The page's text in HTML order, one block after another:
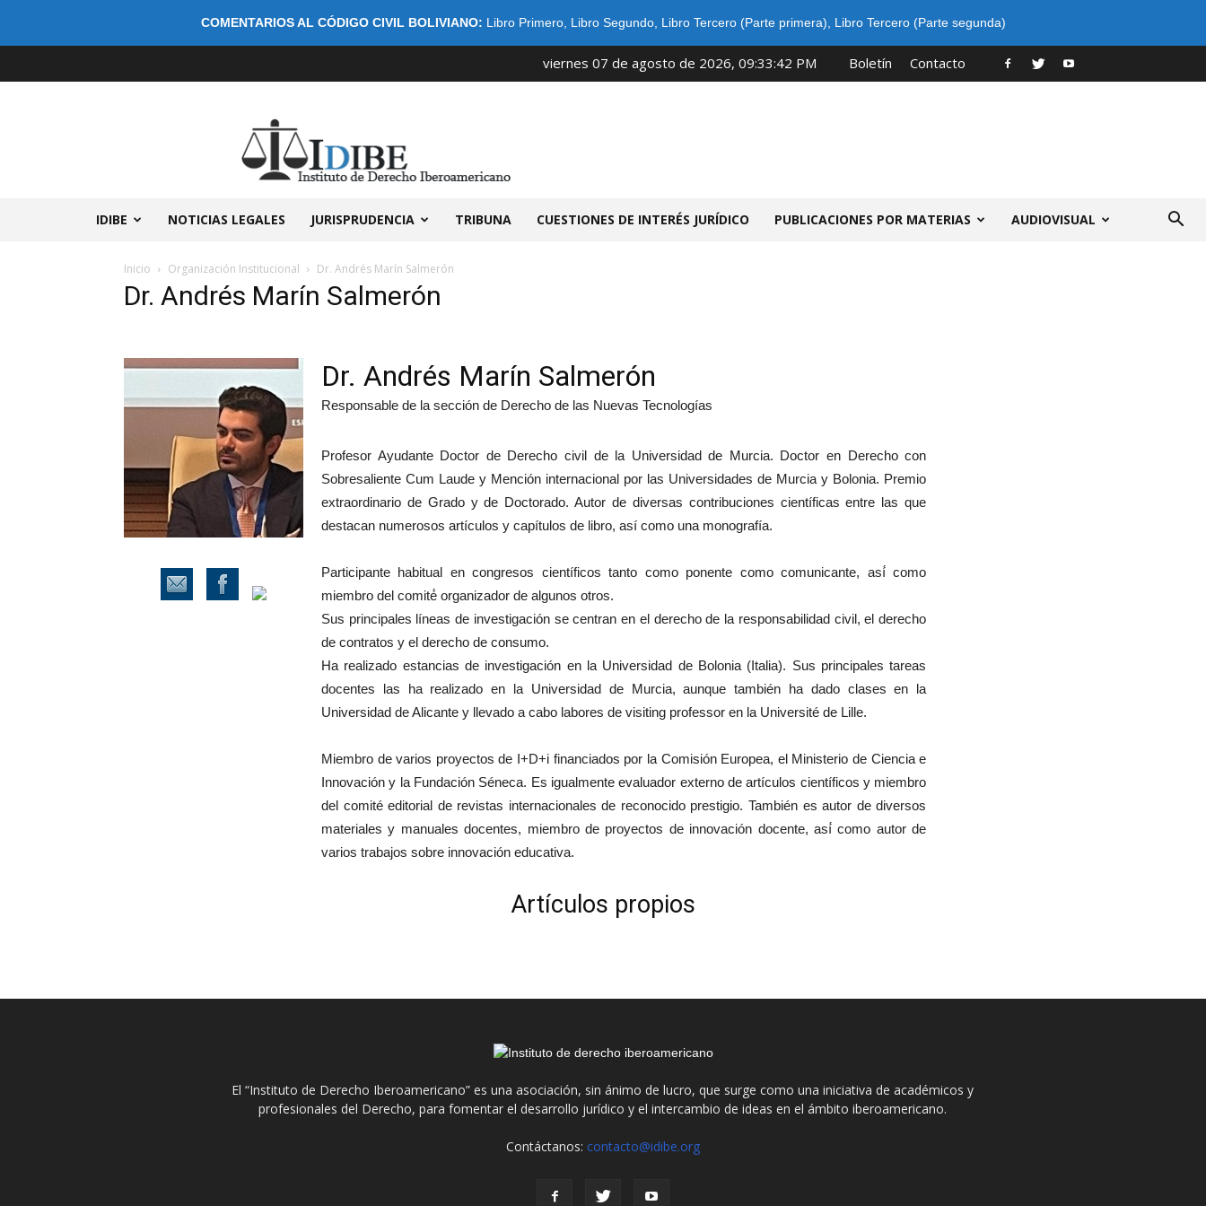
COMENTARIOS AL CÓDIGO CIVIL BOLIVIANO: Libro Primero, Libro Segundo, Libro Tercero (Parte primera) Libro Tercero (Parte segunda)
viernes 07 de agosto de 2026, 09:33:42 PM Boletín Contacto
IDIBE NOTICIAS LEGALES JURISPRUDENCIA TRIBUNA CUESTIONES DE INTERÉS JURÍDICO PUBLICACIONES POR MATERIAS AUDIOVISUAL
Inicio Organización Institucional Dr. Andrés Marín Salmerón
Dr. Andrés Marín Salmerón
Dr. Andrés Marín Salmerón
Responsable de la sección de Derecho de las Nuevas Tecnologías
Profesor Ayudante Doctor de Derecho civil de la Universidad de Murcia. Doctor en Derecho con
Sobresaliente Cum Laude y Mención internacional por las Universidades de Murcia y Bolonia. Premio
extraordinario de Grado y de Doctorado. Autor de diversas contribuciones científicas entre las que
destacan numerosos artículos y capítulos de libro, así como una monografía.
Participante habitual en congresos científicos tanto como ponente como comunicante, así́ como
miembro del comité́ organizador de algunos otros.
Sus principales líneas de investigación se centran en el derecho de la responsabilidad civil, el derecho
de contratos y el derecho de consumo.
Ha realizado estancias de investigación en la Universidad de Bolonia (Italia). Sus principales tareas
docentes las ha realizado en la Universidad de Murcia, aunque también ha dado clases en la
Universidad de Alicante y llevado a cabo labores de visiting professor en la Université de Lille.
Miembro de varios proyectos de I+D+i financiados por la Comisión Europea, el Ministerio de Ciencia e
Innovación y la Fundación Séneca. Es igualmente evaluador externo de artículos científicos y miembro
del comité editorial de revistas internacionales de reconocido prestigio. También es autor de diversos
materiales y manuales docentes, miembro de proyectos de innovación docente, así́ como autor de
varios trabajos sobre innovación educativa.
Artículos propios
El “Instituto de Derecho Iberoamericano” es una asociación, sin ánimo de lucro, que surge como una iniciativa de académicos y
profesionales del Derecho, para fomentar el desarrollo jurídico y el intercambio de ideas en el ámbito iberoamericano.
Contáctanos: contacto@idibe.org